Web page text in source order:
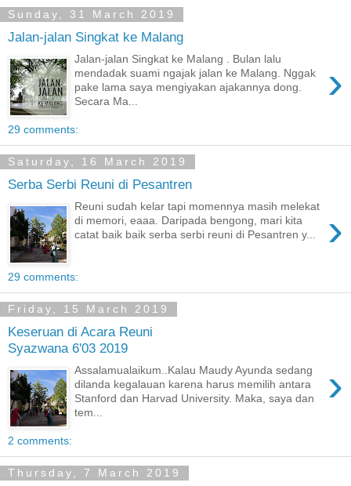
Sunday, 31 March 2019
Jalan-jalan Singkat ke Malang
›
Jalan-jalan Singkat ke Malang . Bulan lalu
mendadak suami ngajak jalan ke Malang. Nggak
pake lama saya mengiyakan ajakannya dong.
Secara Ma...
29 comments:
Saturday, 16 March 2019
Serba Serbi Reuni di Pesantren
›
Reuni sudah kelar tapi momennya masih melekat
di memori, eaaa. Daripada bengong, mari kita
catat baik baik serba serbi reuni di Pesantren y...
29 comments:
Friday, 15 March 2019
Keseruan di Acara Reuni
Syazwana 6'03 2019
›
Assalamualaikum..Kalau Maudy Ayunda sedang
dilanda kegalauan karena harus memilih antara
Stanford dan Harvad University. Maka, saya dan
tem...
2 comments:
Thursday, 7 March 2019